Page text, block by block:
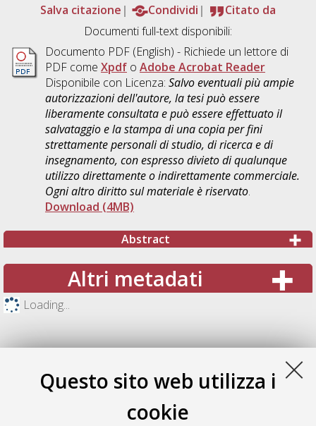
Questo sito web utilizza i
cookie
Salva citazione
Condividi
Citato da
Documenti full-text disponibili:
Documento PDF(English) - Richiede un lettore di
PDF come Xpdfo Adobe Acrobat Reader
Disponibile con Licenza: Salvo eventuali più ampie
autorizzazioni dell'autore, la tesi può essere
liberamente consultata e può essere effettuato il
salvataggio e la stampa di una copia per fini
strettamente personali di studio, di ricerca e di
insegnamento, con espresso divieto di qualunque
utilizzo direttamente o indirettamente commerciale.
Ogni altro diritto sul materiale è riservato.
Download (4MB)
Abstract
Altri metadati
Loading...